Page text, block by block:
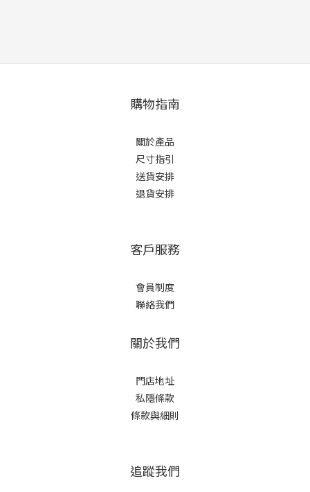
購物指南
關於產品
尺寸指引
送貨安排
退貨安排
客戶服務
會員制度
聯絡我們
關於我們
門店地址
私隱條款
條款與細則
追蹤我們